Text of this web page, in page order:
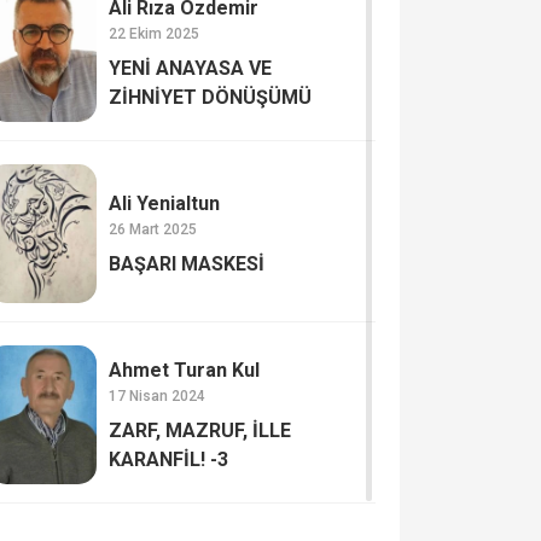
Ali Rıza Özdemir
22 Ekim 2025
YENİ ANAYASA VE
ZİHNİYET DÖNÜŞÜMÜ
Ali Yenialtun
26 Mart 2025
BAŞARI MASKESİ
Ahmet Turan Kul
17 Nisan 2024
ZARF, MAZRUF, İLLE
KARANFİL! -3